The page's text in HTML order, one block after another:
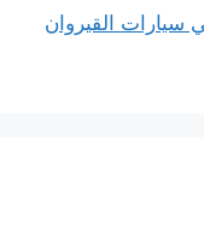
سيارات القيروان